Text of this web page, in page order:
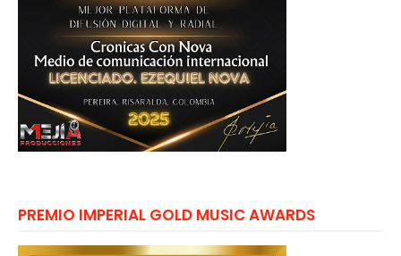
PREMIO IMPERIAL GOLD MUSIC AWARDS